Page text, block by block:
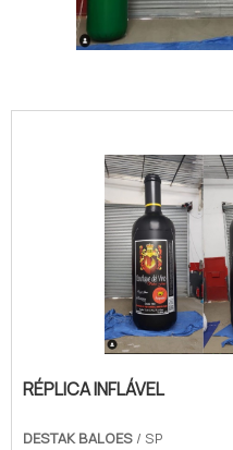
RÉPLICA INFLÁVEL
DESTAK BALOES / SP